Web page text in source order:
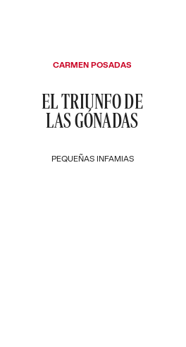
PEQUEÑAS INFAMIAS
EL TRIUNFO DE
LAS GÓNADAS
CARMEN POSADAS